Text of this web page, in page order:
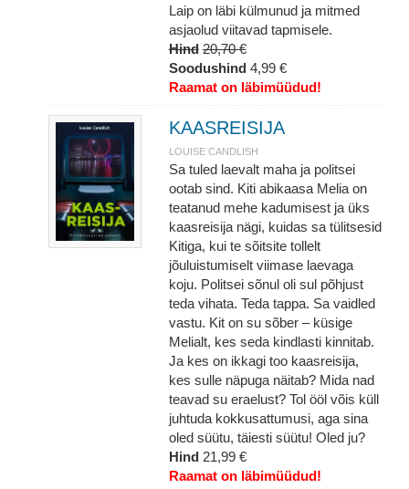
Laip on läbi külmunud ja mitmed
asjaolud viitavad tapmisele.
Hind 20,70 €
Soodushind 4,99 €
Raamat on läbimüüdud!
KAASREISIJA
LOUISE CANDLISH
Sa tuled laevalt maha ja politsei
ootab sind. Kiti abikaasa Melia on
teatanud mehe kadumisest ja üks
kaasreisija nägi, kuidas sa tülitsesid
Kitiga, kui te sõitsite tollelt
jõuluistumiselt viimase laevaga
koju. Politsei sõnul oli sul põhjust
teda vihata. Teda tappa. Sa vaidled
vastu. Kit on su sõber – küsige
Melialt, kes seda kindlasti kinnitab.
Ja kes on ikkagi too kaasreisija,
kes sulle näpuga näitab? Mida nad
teavad su eraelust? Tol ööl võis küll
juhtuda kokkusattumusi, aga sina
oled süütu, täiesti süütu! Oled ju?
Hind 21,99 €
Raamat on läbimüüdud!